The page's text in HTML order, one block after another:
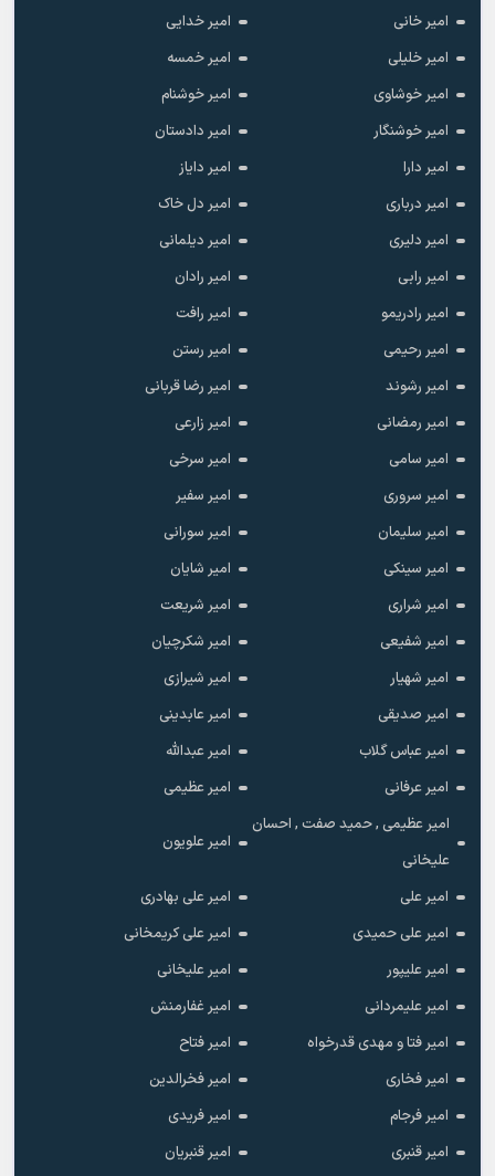
امیر خانی
امیر خدایی
امیر خلیلی
امیر خمسه
امیر خوشاوی
امیر خوشنام
امیر خوشنگار
امیر دادستان
امیر دارا
امیر دایاز
امیر درباری
امیر دل خاک
امیر دلیری
امیر دیلمانی
امیر رابی
امیر رادان
امیر رادریمو
امیر رافت
امیر رحیمی
امیر رستن
امیر رشوند
امیر رضا قربانی
امیر رمضانی
امیر زارعی
امیر سامی
امیر سرخی
امیر سروری
امیر سفیر
امیر سلیمان
امیر سورانی
امیر سینکی
امیر شایان
امیر شراری
امیر شریعت
امیر شفیعی
امیر شکرچیان
امیر شهیار
امیر شیرازی
امیر صدیقی
امیر عابدینی
امیر عباس گلاب
امیر عبدالله
امیر عرفانی
امیر عظیمی
امیر عظیمی , حمید صفت , احسان
علیخانی
امیر علویون
امیر علی
امیر علی بهادری
امیر علی حمیدی
امیر علی کریمخانی
امیر علیپور
امیر علیخانی
امیر علیمردانی
امیر غفارمنش
امیر فتا و مهدی قدرخواه
امیر فتاح
امیر فخاری
امیر فخرالدین
امیر فرجام
امیر فریدی
امیر قنبری
امیر قنبریان